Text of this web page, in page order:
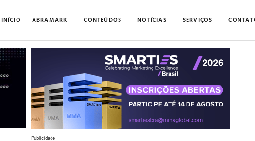
INÍCIO ABRAMARK CONTEÚDOS NOTÍCIAS SERVIÇOS
Publicidade